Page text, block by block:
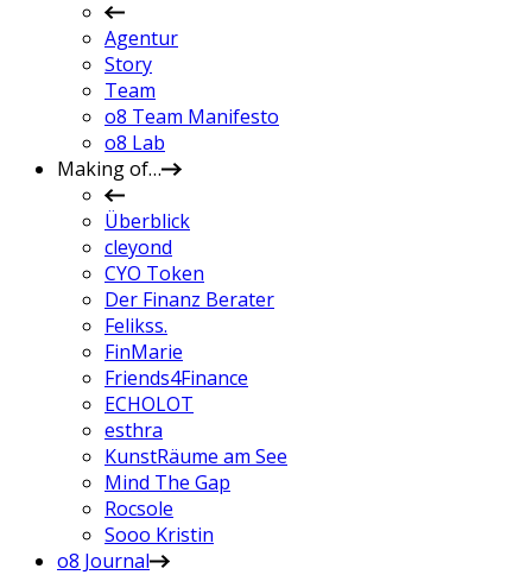
Agentur
Story
Team
o8 Team Manifesto
o8 Lab
Making of…
Überblick
cleyond
CYO Token
Der Finanz Berater
Felikss.
FinMarie
Friends4Finance
ECHOLOT
esthra
KunstRäume am See
Mind The Gap
Rocsole
Sooo Kristin
o8 Journal